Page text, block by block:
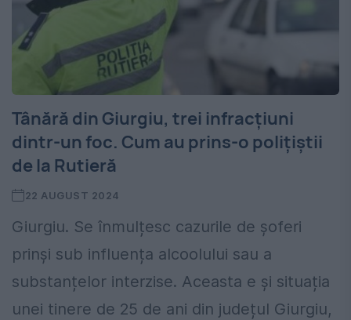
Tânără din Giurgiu, trei infracțiuni
dintr-un foc. Cum au prins-o polițiștii
de la Rutieră
22 AUGUST 2024
Giurgiu. Se înmulțesc cazurile de șoferi
prinși sub influența alcoolului sau a
substanțelor interzise. Aceasta e și situația
unei tinere de 25 de ani din județul Giurgiu,